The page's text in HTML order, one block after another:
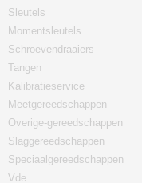
Sleutels
Momentsleutels
Schroevendraaiers
Tangen
Kalibratieservice
Meetgereedschappen
Overige-gereedschappen
Slaggereedschappen
Speciaalgereedschappen
Vde